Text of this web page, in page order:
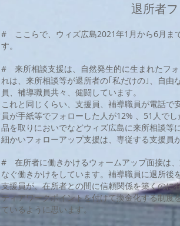
退所者
# ここらで、ウィズ広島2021年1月から6月ま
す。
# 来所相談支援は、自然発生的に生まれたフ
れは、来所相談等が退所者の｢私だけの｣、自
員、補導職員共々、健闘しています。
これと同じくらい、支援員、補導職員が電話
員が手紙等でフォローした人が12% 、51人で
品を取りにおいでなどウィズ広島に来所相談
細かいフォローアップ支援は、専従する支援員
# 在所者に働きかけるウォームアップ面接は
なぐ働きかけをしています。補導職員に退所
支援員が、在所者との間に信頼関係を築くの
ティアワークポイントを付けて換金化する制
ているように思います。